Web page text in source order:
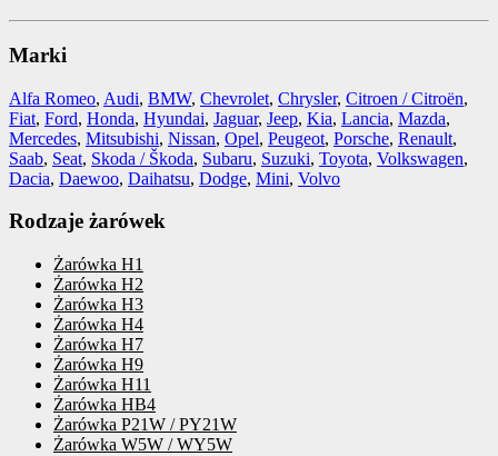
Marki
Alfa Romeo, Audi, BMW, Chevrolet, Chrysler, Citroen / Citroën,
Fiat, Ford, Honda, Hyundai, Jaguar, Jeep, Kia, Lancia, Mazda,
Mercedes, Mitsubishi, Nissan, Opel, Peugeot, Porsche, Renault,
Saab, Seat, Skoda / Škoda, Subaru, Suzuki, Toyota, Volkswagen,
Dacia, Daewoo, Daihatsu, Dodge, Mini, Volvo
Rodzaje żarówek
Żarówka H1
Żarówka H2
Żarówka H3
Żarówka H4
Żarówka H7
Żarówka H9
Żarówka H11
Żarówka HB4
Żarówka P21W / PY21W
Żarówka W5W / WY5W